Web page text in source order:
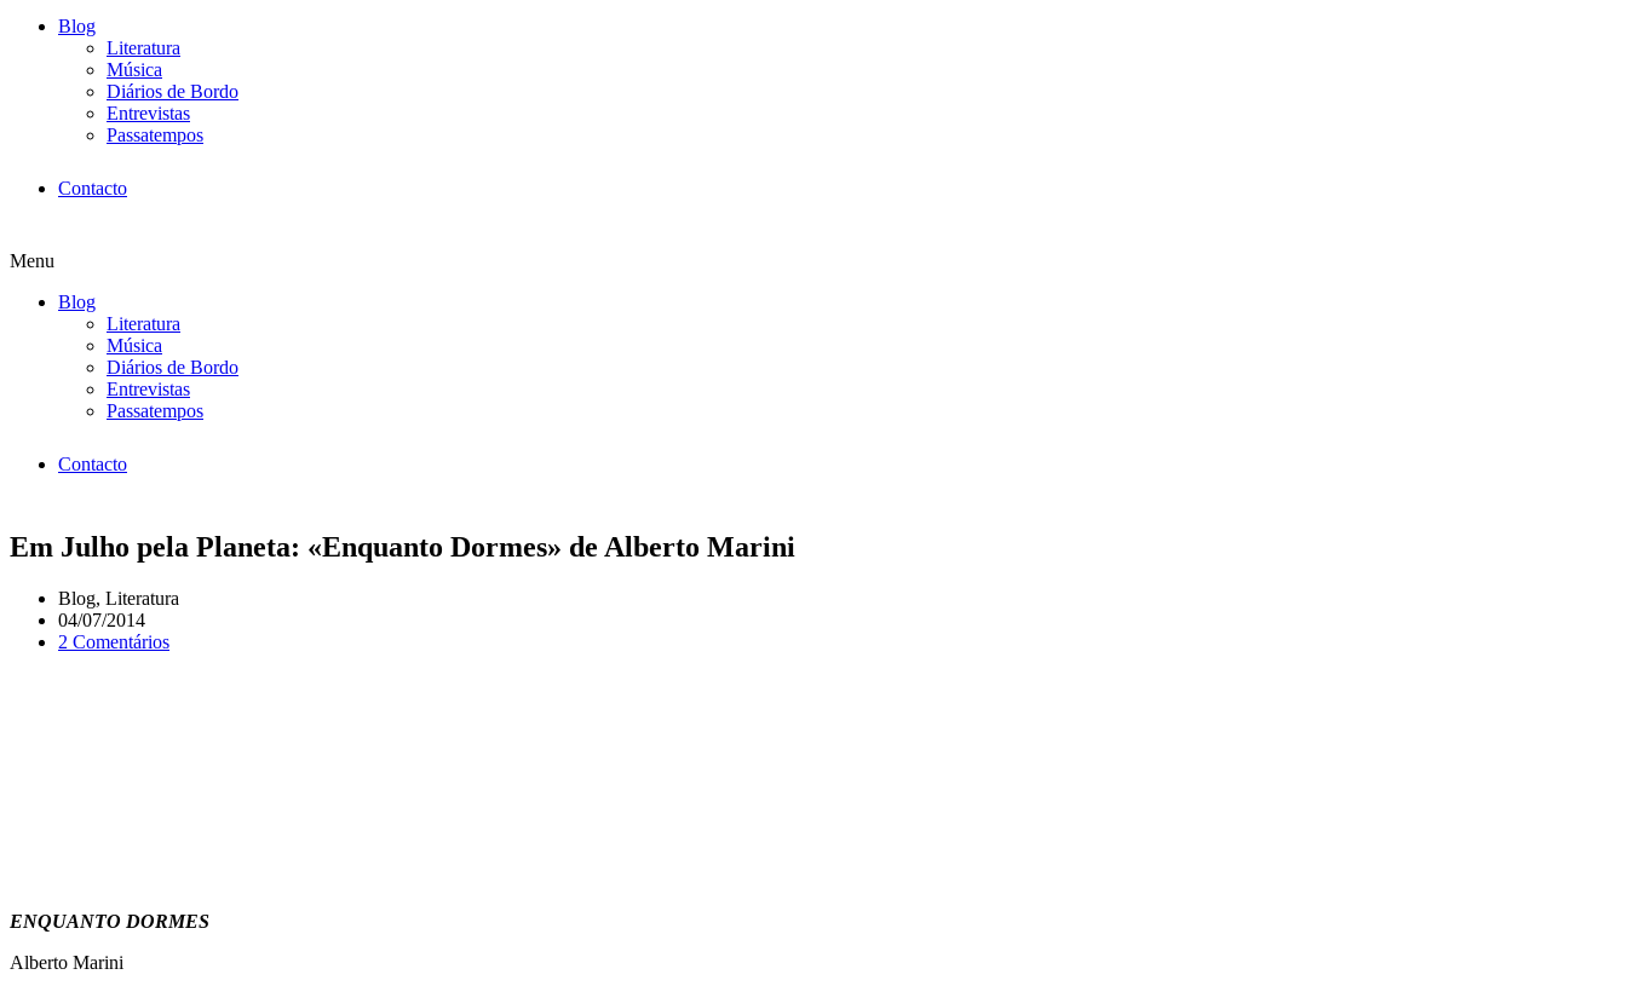
Blog
Literatura
Música
Diários de Bordo
Entrevistas
Passatempos
Contacto
Menu
Blog
Literatura
Música
Diários de Bordo
Entrevistas
Passatempos
Contacto
Em Julho pela Planeta: «Enquanto Dormes» de Alberto Marini
Blog, Literatura
04/07/2014
2 Comentários
ENQUANTO DORMES
Alberto Marini